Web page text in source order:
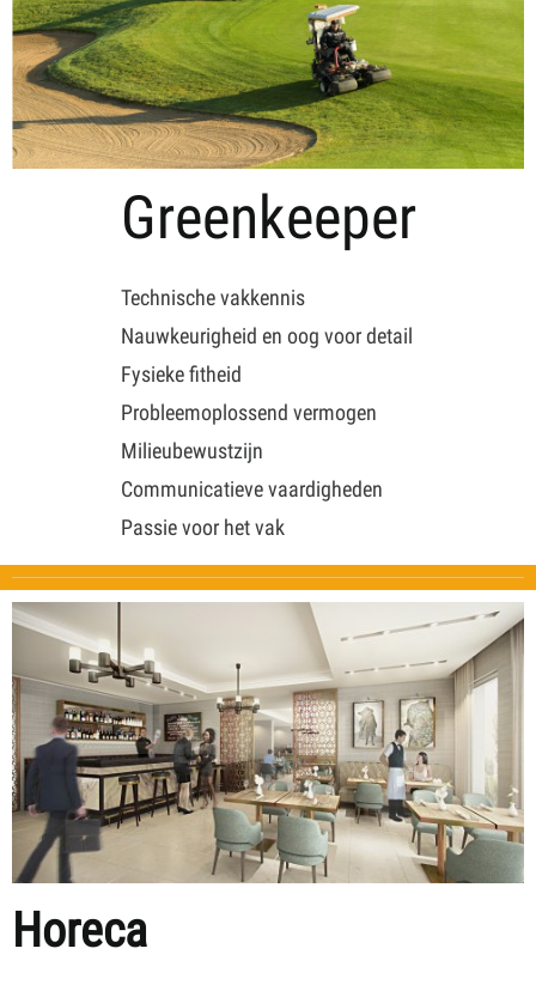
Greenkeeper
Technische vakkennis
Nauwkeurigheid en oog voor detail
Fysieke fitheid
Probleemoplossend vermogen
Milieubewustzijn
Communicatieve vaardigheden
Passie voor het vak
Horeca